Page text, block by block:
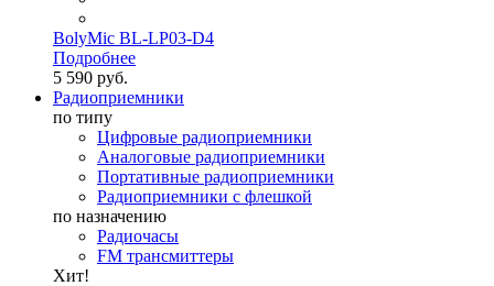
BolyMic BL-LP03-D4
Подробнее
5 590 руб.
Радиоприемники
по типу
Цифровые радиоприемники
Аналоговые радиоприемники
Портативные радиоприемники
Радиоприемники с флешкой
по назначению
Радиочасы
FM трансмиттеры
Хит!